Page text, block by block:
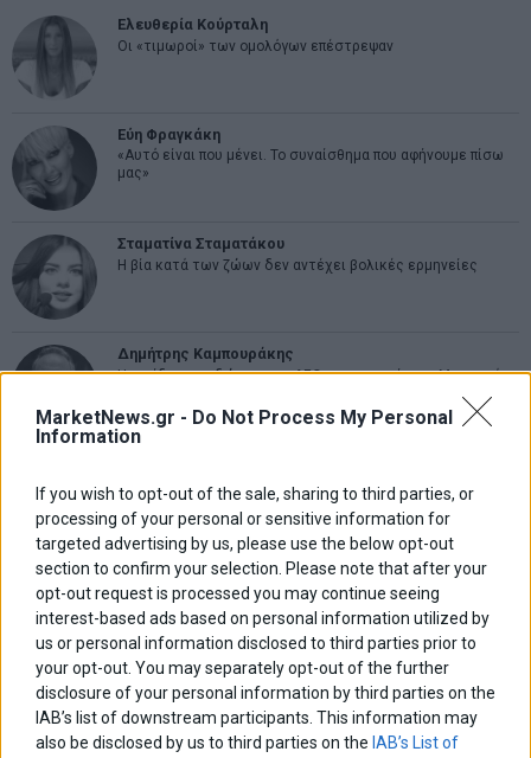
MarketNews.gr - Do Not Process My Personal
Information
If you wish to opt-out of the sale, sharing to third parties, or
processing of your personal or sensitive information for
targeted advertising by us, please use the below opt-out
section to confirm your selection. Please note that after your
opt-out request is processed you may continue seeing
interest-based ads based on personal information utilized by
us or personal information disclosed to third parties prior to
your opt-out. You may separately opt-out of the further
disclosure of your personal information by third parties on the
IAB’s list of downstream participants. This information may
also be disclosed by us to third parties on the IAB’s List of
Ελευθερία Κούρταλη
Οι «τιμωροί» των ομολόγων επέστρεψαν
Εύη Φραγκάκη
«Αυτό είναι που μένει. Το συναίσθημα που αφήνουμε πίσω
μας»
Σταματίνα Σταματάκου
Η βία κατά των ζώων δεν αντέχει βολικές ερμηνείες
Δημήτρης Καμπουράκης
Η παγίδα του «δώσε» στη ΔΕΘ και το στοίχημα Μητσοτάκη
Τεχνητή Νοημοσύνη: Η κινητήρια δύναμη της ανάπτυξης,
αλλά και μια πρόκληση για την ασφάλεια των επιχειρήσεων
Θανάσης Κρητικός
Στις 11/12 το πρώτο ευρωπαϊκό ντέρμπι «αιωνίων»
ΕΤΙΚΕΤΕΣ
eurobank marketnewsnikkei wall Αγορες ΗΠΑ